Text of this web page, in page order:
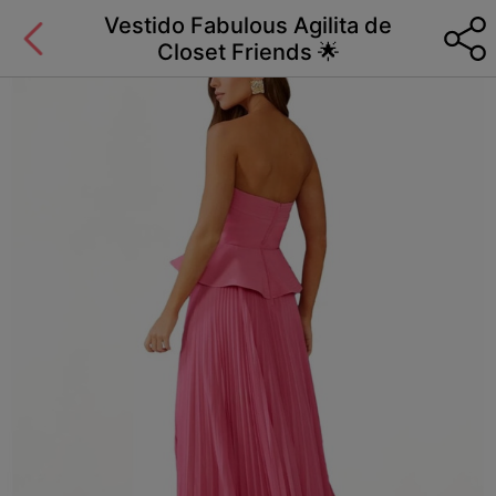
Vestido Fabulous Agilita de
Closet Friends 🌟